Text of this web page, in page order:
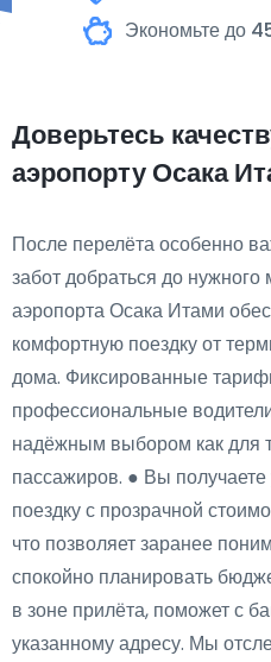
Экономьте до
Доверьтесь
аэропорту Осака
После перелёта особенно
забот добраться до
аэропорта Осака Итами
комфортную поездку от
дома. Фиксированные
профессиональные
надёжным выбором как для
пассажиров. ● Вы
поездку с прозрачной
что позволяет заранее
спокойно планировать
в зоне прилёта, поможет с
указанному адресу. Мы